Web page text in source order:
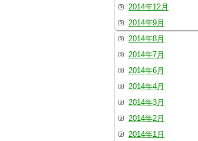
2014年12月
2014年9月
2014年8月
2014年7月
2014年6月
2014年4月
2014年3月
2014年2月
2014年1月